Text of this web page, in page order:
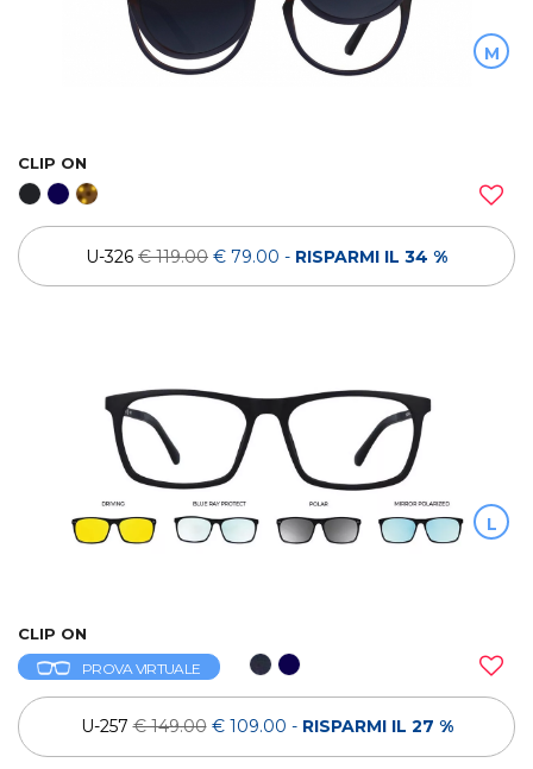
M
CLIP ON
U-326 € 119.00 € 79.00 - RISPARMI IL 34 %
L
CLIP ON
PROVA VIRTUALE
U-257€ 149.00 € 109.00 - RISPARMI IL 27 %